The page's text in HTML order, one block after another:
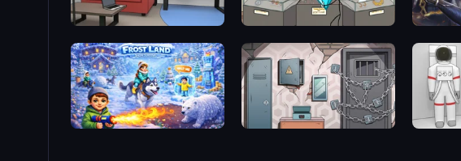
Video Studio Escape Stealing the Diamond Vampire
Frost Land - Snow Survival Cube Stories: Escape Space